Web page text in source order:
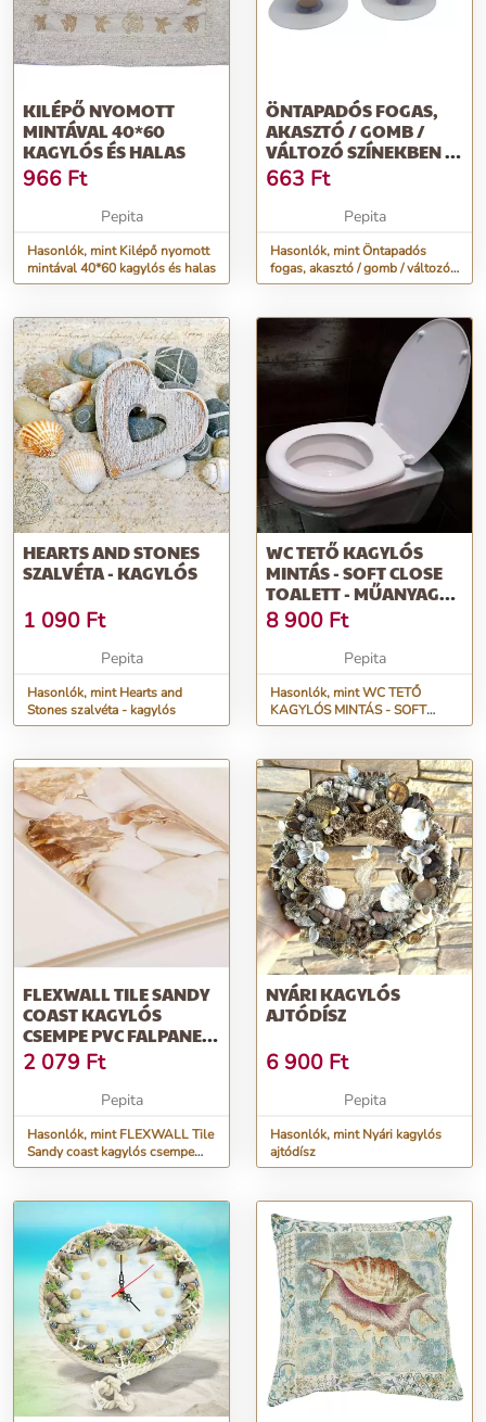
KILÉPŐ NYOMOTT
MINTÁVAL 40*60
KAGYLÓS ÉS HALAS
966 Ft
Pepita
Hasonlók, mint Kilépő nyomott
mintával 40*60 kagylós és halas
ÖNTAPADÓS FOGAS,
AKASZTÓ / GOMB /
VÁLTOZÓ SZÍNEKBEN -
KAGYLÓS
663 Ft
Pepita
Hasonlók, mint Öntapadós
fogas, akasztó / gomb / változó
színekben - kagylós
HEARTS AND STONES
SZALVÉTA - KAGYLÓS
1 090 Ft
Pepita
Hasonlók, mint Hearts and
Stones szalvéta - kagylós
WC TETŐ KAGYLÓS
MINTÁS - SOFT CLOSE
TOALETT - MŰANYAG
WC DESZKA L...
8 900 Ft
Pepita
Hasonlók, mint WC TETŐ
KAGYLÓS MINTÁS - SOFT
CLOSE TOALETT - műanyag
FLEXWALL TILE SANDY
COAST KAGYLÓS
CSEMPE PVC FALPANEL
96X48 CM, F...
2 079 Ft
Pepita
Hasonlók, mint FLEXWALL Tile
Sandy coast kagylós csempe
PVC falpanel 96x48 cm, f...
NYÁRI KAGYLÓS
AJTÓDÍSZ
6 900 Ft
Pepita
Hasonlók, mint Nyári kagylós
ajtódísz